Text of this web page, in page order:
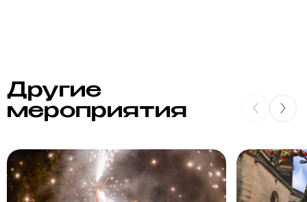
Другие
мероприятия